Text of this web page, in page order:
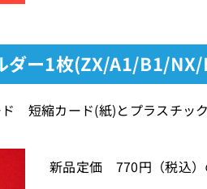
ダー1枚(ZX/A1/B1/
短縮カード(紙)とプラスチ
新品定価 770円（税込）